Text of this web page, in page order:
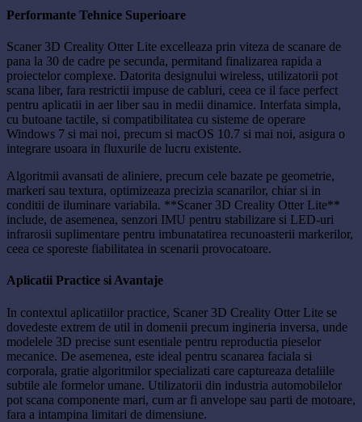
Performante Tehnice Superioare
Scaner 3D Creality Otter Lite excelleaza prin viteza de scanare de
pana la 30 de cadre pe secunda, permitand finalizarea rapida a
proiectelor complexe. Datorita designului wireless, utilizatorii pot
scana liber, fara restrictii impuse de cabluri, ceea ce il face perfect
pentru aplicatii in aer liber sau in medii dinamice. Interfata simpla,
cu butoane tactile, si compatibilitatea cu sisteme de operare
Windows 7 si mai noi, precum si macOS 10.7 si mai noi, asigura o
integrare usoara in fluxurile de lucru existente.
Algoritmii avansati de aliniere, precum cele bazate pe geometrie,
markeri sau textura, optimizeaza precizia scanarilor, chiar si in
conditii de iluminare variabila. **Scaner 3D Creality Otter Lite**
include, de asemenea, senzori IMU pentru stabilizare si LED-uri
infrarosii suplimentare pentru imbunatatirea recunoasterii markerilor,
ceea ce sporeste fiabilitatea in scenarii provocatoare.
Aplicatii Practice si Avantaje
In contextul aplicatiilor practice, Scaner 3D Creality Otter Lite se
dovedeste extrem de util in domenii precum ingineria inversa, unde
modelele 3D precise sunt esentiale pentru reproductia pieselor
mecanice. De asemenea, este ideal pentru scanarea faciala si
corporala, gratie algoritmilor specializati care captureaza detaliile
subtile ale formelor umane. Utilizatorii din industria automobilelor
pot scana componente mari, cum ar fi anvelope sau parti de motoare,
fara a intampina limitari de dimensiune.